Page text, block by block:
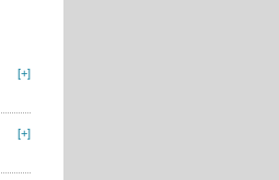
[+]
[+]